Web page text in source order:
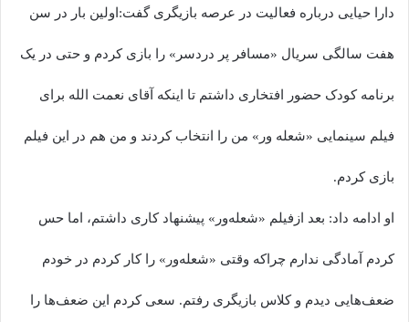
دارا حیایی درباره فعالیت در عرصه بازیگری گفت:اولین بار در سن
هفت سالگی سریال «مسافر پر دردسر» را بازی کردم و حتی در یک
برنامه کودک حضور افتخاری داشتم تا اینکه آقای نعمت الله برای
فیلم سینمایی «شعله ور» من را انتخاب کردند و من هم در این فیلم
بازی کردم.
او ادامه داد: بعد ازفیلم «شعله‌ور» پیشنهاد کاری داشتم، اما حس
کردم آمادگی ندارم چراکه وقتی «شعله‌ور» را کار کردم در خودم
ضعف‌هایی دیدم و کلاس بازیگری رفتم. سعی کردم این ضعف‌ها را